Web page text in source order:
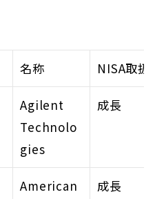
名称 NISA取扱
Agilent
Technolo
gies
成長
American
成長